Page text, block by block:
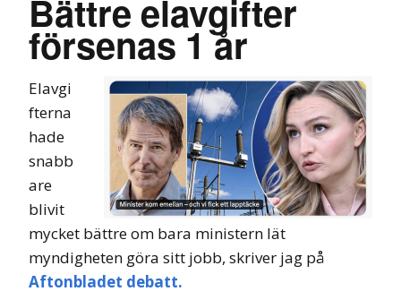
Bättre elavgifter
försenas 1 år
Elavgi
fterna
hade
snabb
are
blivit
mycket bättre om bara ministern lät
myndigheten göra sitt jobb, skriver jag på
Aftonbladet debatt.